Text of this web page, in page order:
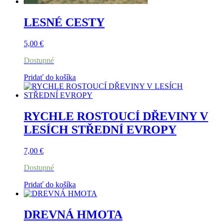
LESNÉ CESTY
5,00 €
Dostupné
Pridať do košíka
RYCHLE ROSTOUCÍ DŘEVINY V
LESÍCH STŘEDNÍ EVROPY
7,00 €
Dostupné
Pridať do košíka
DREVNÁ HMOTA